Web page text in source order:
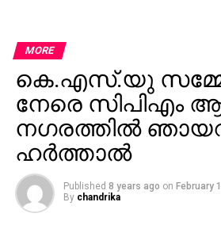
MORE
കെ.എസ്.യു
നേരെ സിപിഎം
നഗരത്തില്‍
ഹര്‍ത്താല്‍
Published 8 years ago on February
By chandrika